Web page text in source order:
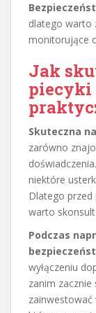
dlatego warto
monitorujące
Jak
piecyki
Skuteczna
zarówno
niektóre
Dlatego przed
warto
Podczas
wyłączeniu
zanim
zainwestować